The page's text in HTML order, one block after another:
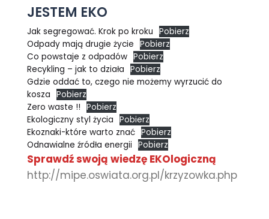
JESTEM EKO
Jak segregować. Krok po kroku Pobierz
Odpady mają drugie życie Pobierz
Co powstaje z odpadów Pobierz
Recykling – jak to działa Pobierz
Gdzie oddać to, czego nie możemy wyrzucić do
kosza Pobierz
Zero waste !! Pobierz
Ekologiczny styl życia Pobierz
Ekoznaki-które warto znać Pobierz
Odnawialne źródła energii Pobierz
Sprawdź swoją wiedzę EKOlogiczną
http://mipe.oswiata.org.pl/krzyzowka.php